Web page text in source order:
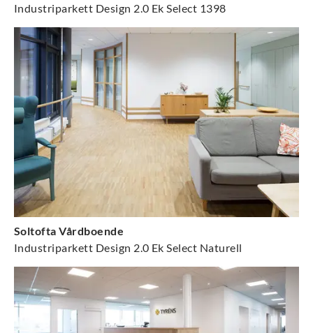
Industriparkett Design 2.0 Ek Select 1398
Soltofta Vårdboende
Industriparkett Design 2.0 Ek Select Naturell